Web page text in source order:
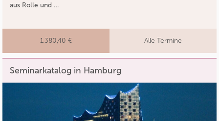
aus Rolle und …
1.380,40 € Alle Termine
Seminarkatalog in Hamburg